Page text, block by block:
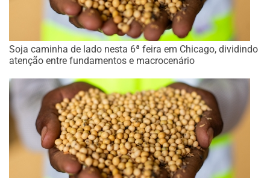
Soja caminha de lado nesta 6ª feira em Chicago, dividindo
atenção entre fundamentos e macrocenário